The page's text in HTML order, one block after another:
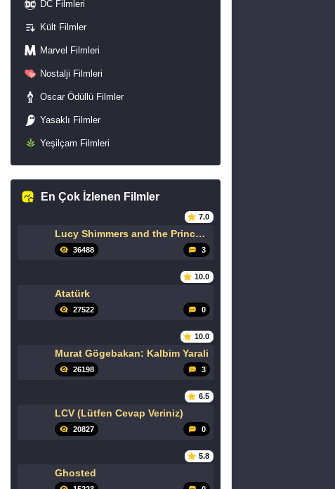
DC Filmleri
Kült Filmler
Marvel Filmleri
Nostalji Filmleri
Oscar Ödüllü Filmler
Yasaklı Filmler
Yeşilçam Filmleri
En Çok İzlenen Filmler
7.0
Lucy Shimmers and the Prince of Peace
36488 3
10.0
Atatürk
27522 0
10.0
Murat Gögebakan: Kalbim Yarali
26198 3
6.5
LCV (Lütfen Cevap Veriniz)
20827 0
5.8
Ghosted